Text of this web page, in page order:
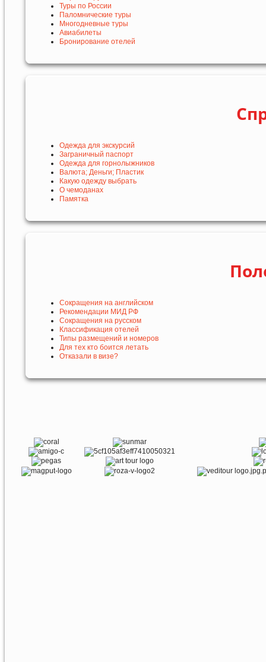
Туры по России
Паломнические туры
Многодневные туры
Авиабилеты
Бронирование отелей
Одежда для экскурсий
Заграничный паспорт
Одежда для горнолыжников
Валюта; Деньги; Пластик
Какую одежду выбрать
О чемоданах
Памятка
Сокращения на английском
Рекомендации МИД РФ
Сокращения на русском
Классификация отелей
Типы размещений и номеров
Для тех кто боится летать
Отказали в визе?